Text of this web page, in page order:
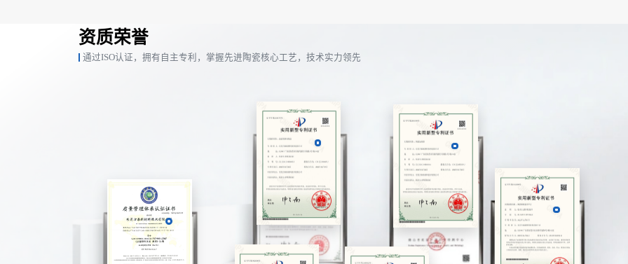
资质荣誉
通过ISO认证，拥有自主专利，掌握先进陶瓷核心工艺，技术实力领先